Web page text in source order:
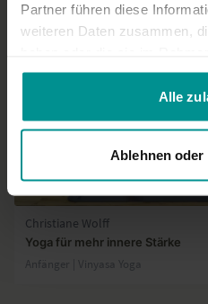
Partner führen diese
weiteren Daten zusammen,
gesammelt haben.
Alle
Ablehnen oder
Christiane Wolff
Yoga für mehr innere Stärke
Anfänger | Vinyasa Yoga